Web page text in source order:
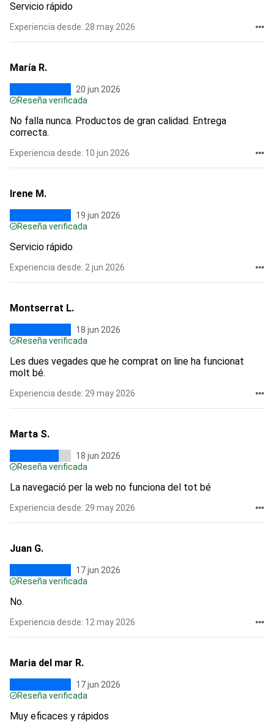
Servicio rápido
Experiencia desde: 28 may 2026
María R.
20 jun 2026
Reseña verificada
No falla nunca. Productos de gran calidad. Entrega
correcta.
Experiencia desde: 10 jun 2026
Irene M.
19 jun 2026
Reseña verificada
Servicio rápido
Experiencia desde: 2 jun 2026
Montserrat L.
18 jun 2026
Reseña verificada
Les dues vegades que he comprat on line ha funcionat
molt bé.
Experiencia desde: 29 may 2026
Marta S.
18 jun 2026
Reseña verificada
La navegació per la web no funciona del tot bé
Experiencia desde: 29 may 2026
Juan G.
17 jun 2026
Reseña verificada
No.
Experiencia desde: 12 may 2026
Maria del mar R.
17 jun 2026
Reseña verificada
Muy eficaces y rápidos